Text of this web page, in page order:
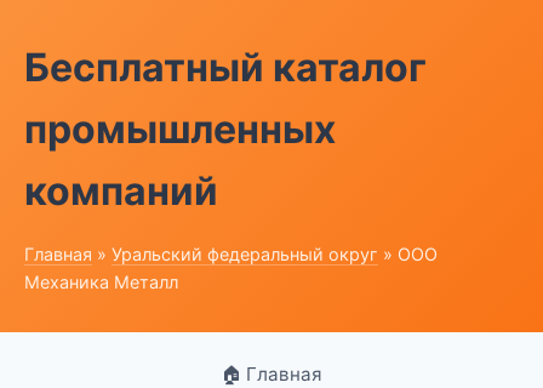
Бесплатный каталог
промышленных
компаний
Главная » Уральский федеральный округ » ООО
Механика Металл
🏠 Главная